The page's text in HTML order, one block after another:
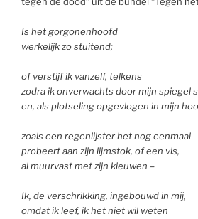
Is het gorgonenhoofd
werkelijk zo stuitend;
of verstijf ik vanzelf, telkens
zodra ik onverwachts door mijn spiegel
en, als plotseling opgevlogen in mijn
zoals een regenlijster het nog eenmaal
probeert aan zijn lijmstok, of een vis,
al muurvast met zijn kieuwen –
Ik, de verschrikking, ingebouwd in mij,
omdat ik leef, ik het niet wil weten